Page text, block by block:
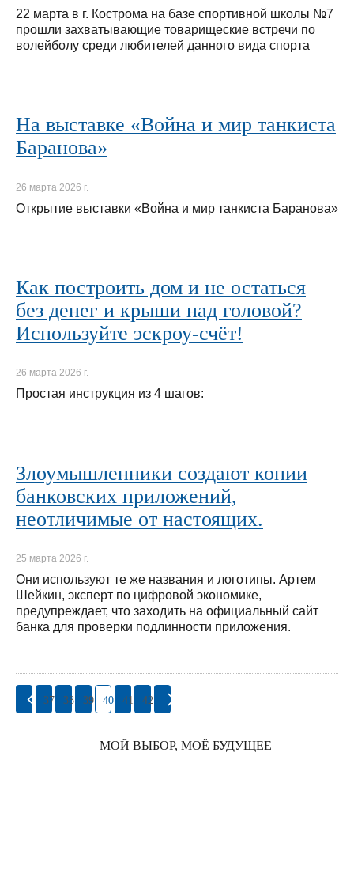
22 марта в г. Кострома на базе спортивной школы №7
прошли захватывающие товарищеские встречи по
волейболу среди любителей данного вида спорта
На выставке «Война и мир танкиста
Баранова»
26 марта 2026 г.
Открытие выставки «Война и мир танкиста Баранова»
Как построить дом и не остаться
без денег и крыши над головой?
Используйте эскроу-счёт!
26 марта 2026 г.
Простая инструкция из 4 шагов:
Злоумышленники создают копии
банковских приложений,
неотличимые от настоящих.
25 марта 2026 г.
Они используют те же названия и логотипы. Артем
Шейкин, эксперт по цифровой экономике,
предупреждает, что заходить на официальный сайт
банка для проверки подлинности приложения.
37 38 39 40 41 42
МОЙ ВЫБОР, МОЁ БУДУЩЕЕ